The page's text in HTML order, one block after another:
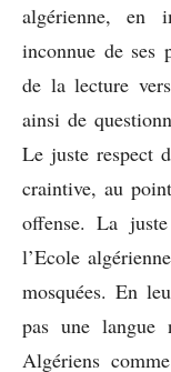
algérienne, en
inconnue de ses
de la lecture
ainsi de
Le juste respect
craintive, au
offense. La
l’Ecole
mosquées. En
pas une langue
Algériens